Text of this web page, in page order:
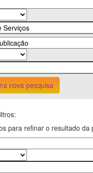
nova pesquisa
para refinar o resultado da